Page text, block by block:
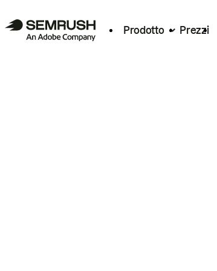
Prodotto Prezzi